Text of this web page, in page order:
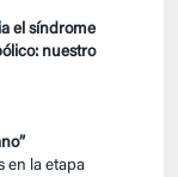
el síndrome
nuestro
en la etapa